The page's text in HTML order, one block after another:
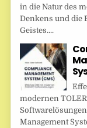
in die Natur des
Denkens und die
Geistes....
modernen
Management